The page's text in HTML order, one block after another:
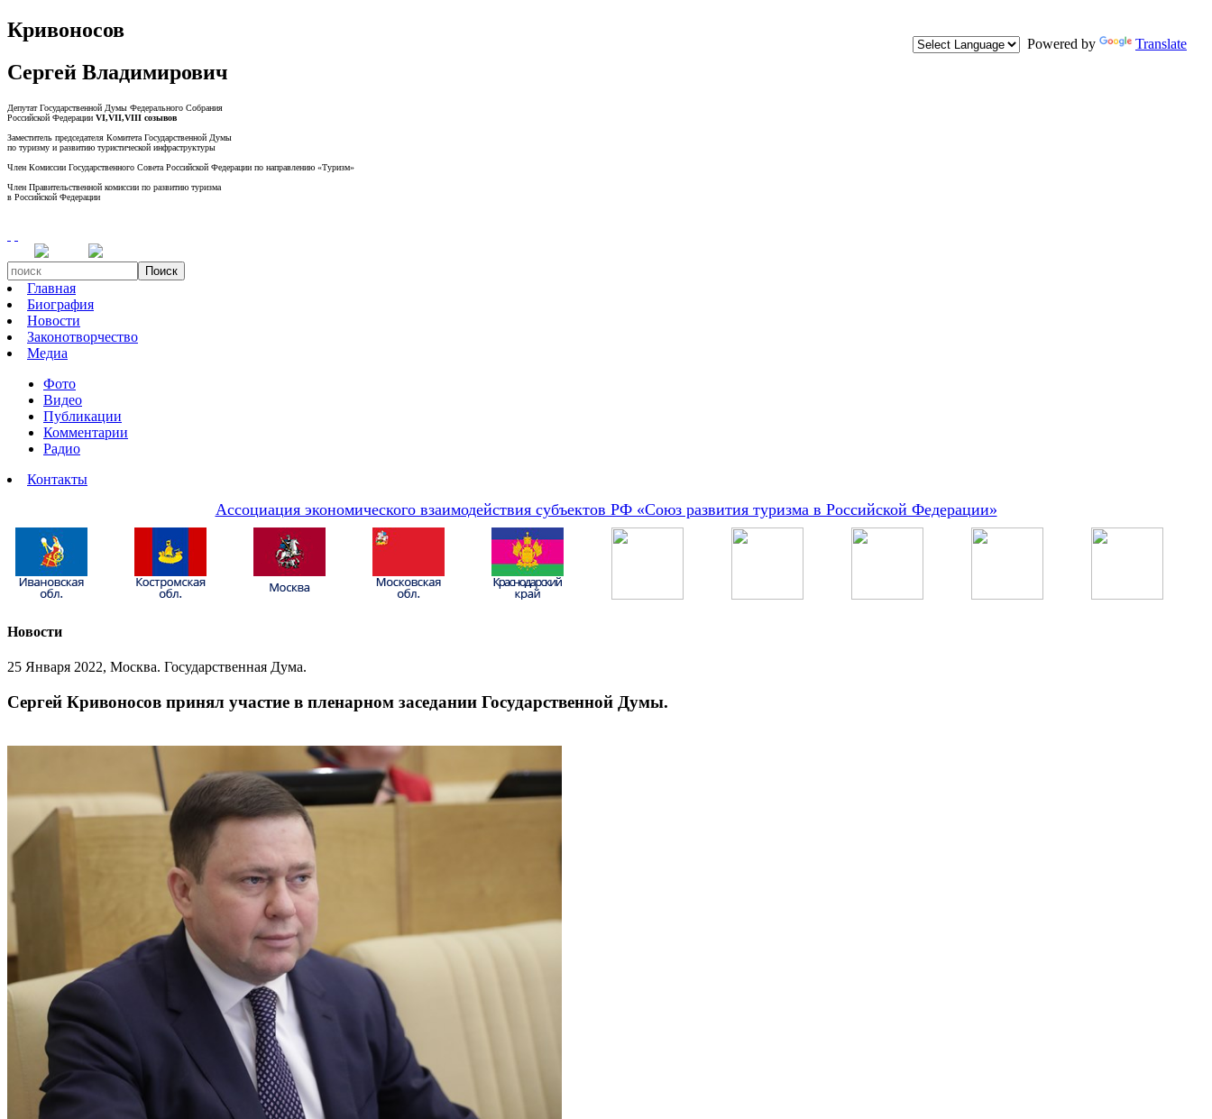
Powered by Translate
Кривоносов
Сергей Владимирович
Депутат Государственной Думы Федерального Собрания
Российской Федерации VI,VII,VIII созывов
Заместитель председателя Комитета Государственной Думы
по туризму и развитию туристической инфраструктуры
Член Комиссии Государственного Совета Российской Федерации по направлению «Туризм»
Член Правительственной комиссии по развитию туризма
в Российской Федерации
Поиск
Главная
Биография
Новости
Законотворчество
Медиа
Фото
Видео
Публикации
Комментарии
Радио
Контакты
Ассоциация экономического взаимодействия субъектов РФ «Союз развития туризма в Российской Федерации»
Новости
25 Января 2022, Москва. Государственная Дума.
Сергей Кривоносов принял участие в пленарном заседании Государственной Думы.